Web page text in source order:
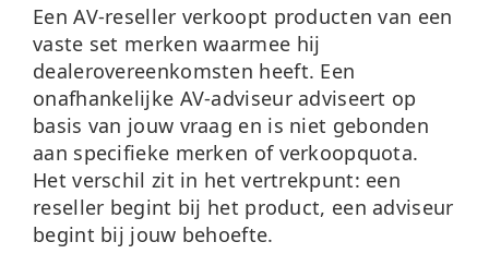
Een AV-reseller verkoopt producten van een
vaste set merken waarmee hij
dealerovereenkomsten heeft. Een
onafhankelijke AV-adviseur adviseert op
basis van jouw vraag en is niet gebonden
aan specifieke merken of verkoopquota.
Het verschil zit in het vertrekpunt: een
reseller begint bij het product, een adviseur
begint bij jouw behoefte.